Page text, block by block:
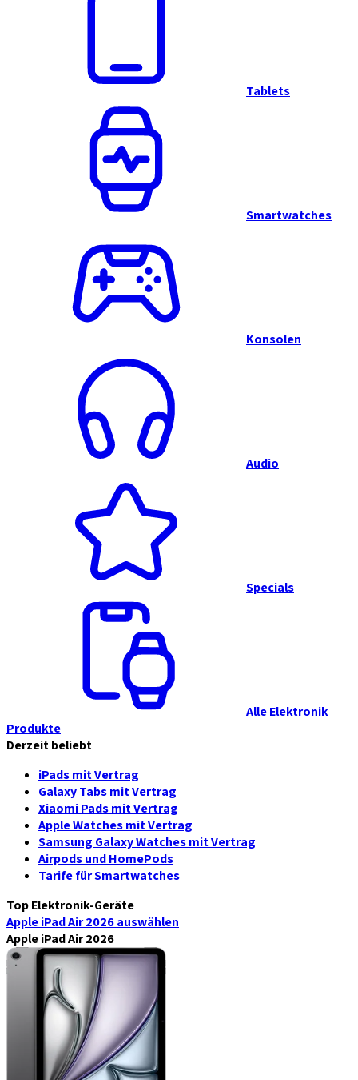
Tablets
Smartwatches
Konsolen
Audio
Specials
Alle Elektronik
Produkte
Derzeit beliebt
iPads mit Vertrag
Galaxy Tabs mit Vertrag
Xiaomi Pads mit Vertrag
Apple Watches mit Vertrag
Samsung Galaxy Watches mit Vertrag
Airpods und HomePods
Tarife für Smartwatches
Top Elektronik-Geräte
Apple iPad Air 2026auswählen
Apple iPad Air 2026